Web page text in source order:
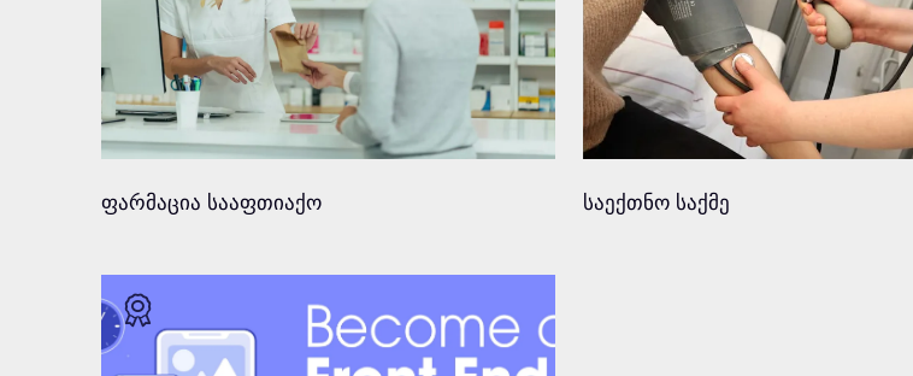
ფარმაცია სააფთიაქო საექთნო საქმე
გადახედვა
წინასწარი რეგისტრაცია